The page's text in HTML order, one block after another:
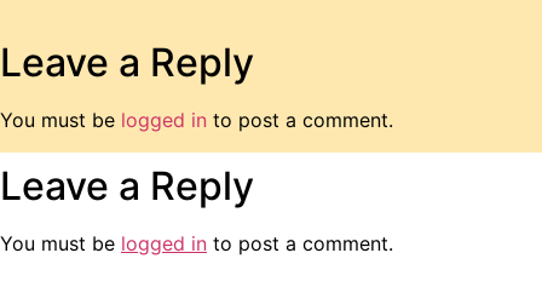
Leave a Reply
You must be logged in to post a comment.
Leave a Reply
You must be logged in to post a comment.